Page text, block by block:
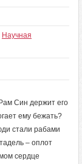
Научная
Син держит его
ему бежать?
стали рабами
– оплот
сердце